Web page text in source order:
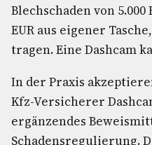
Blechschaden von 5.000
EUR aus eigener
tragen. Eine Dashcam
In der Praxis
Kfz-Versicherer
ergänzendes
Schadensregulierung.